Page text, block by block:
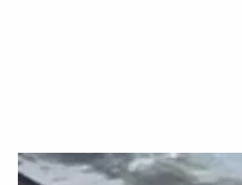
14ХГ2САФД